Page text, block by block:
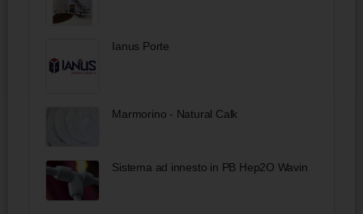
Ianus Porte
Marmorino - Natural Calk
Sistema ad innesto in PB Hep2O Wavin